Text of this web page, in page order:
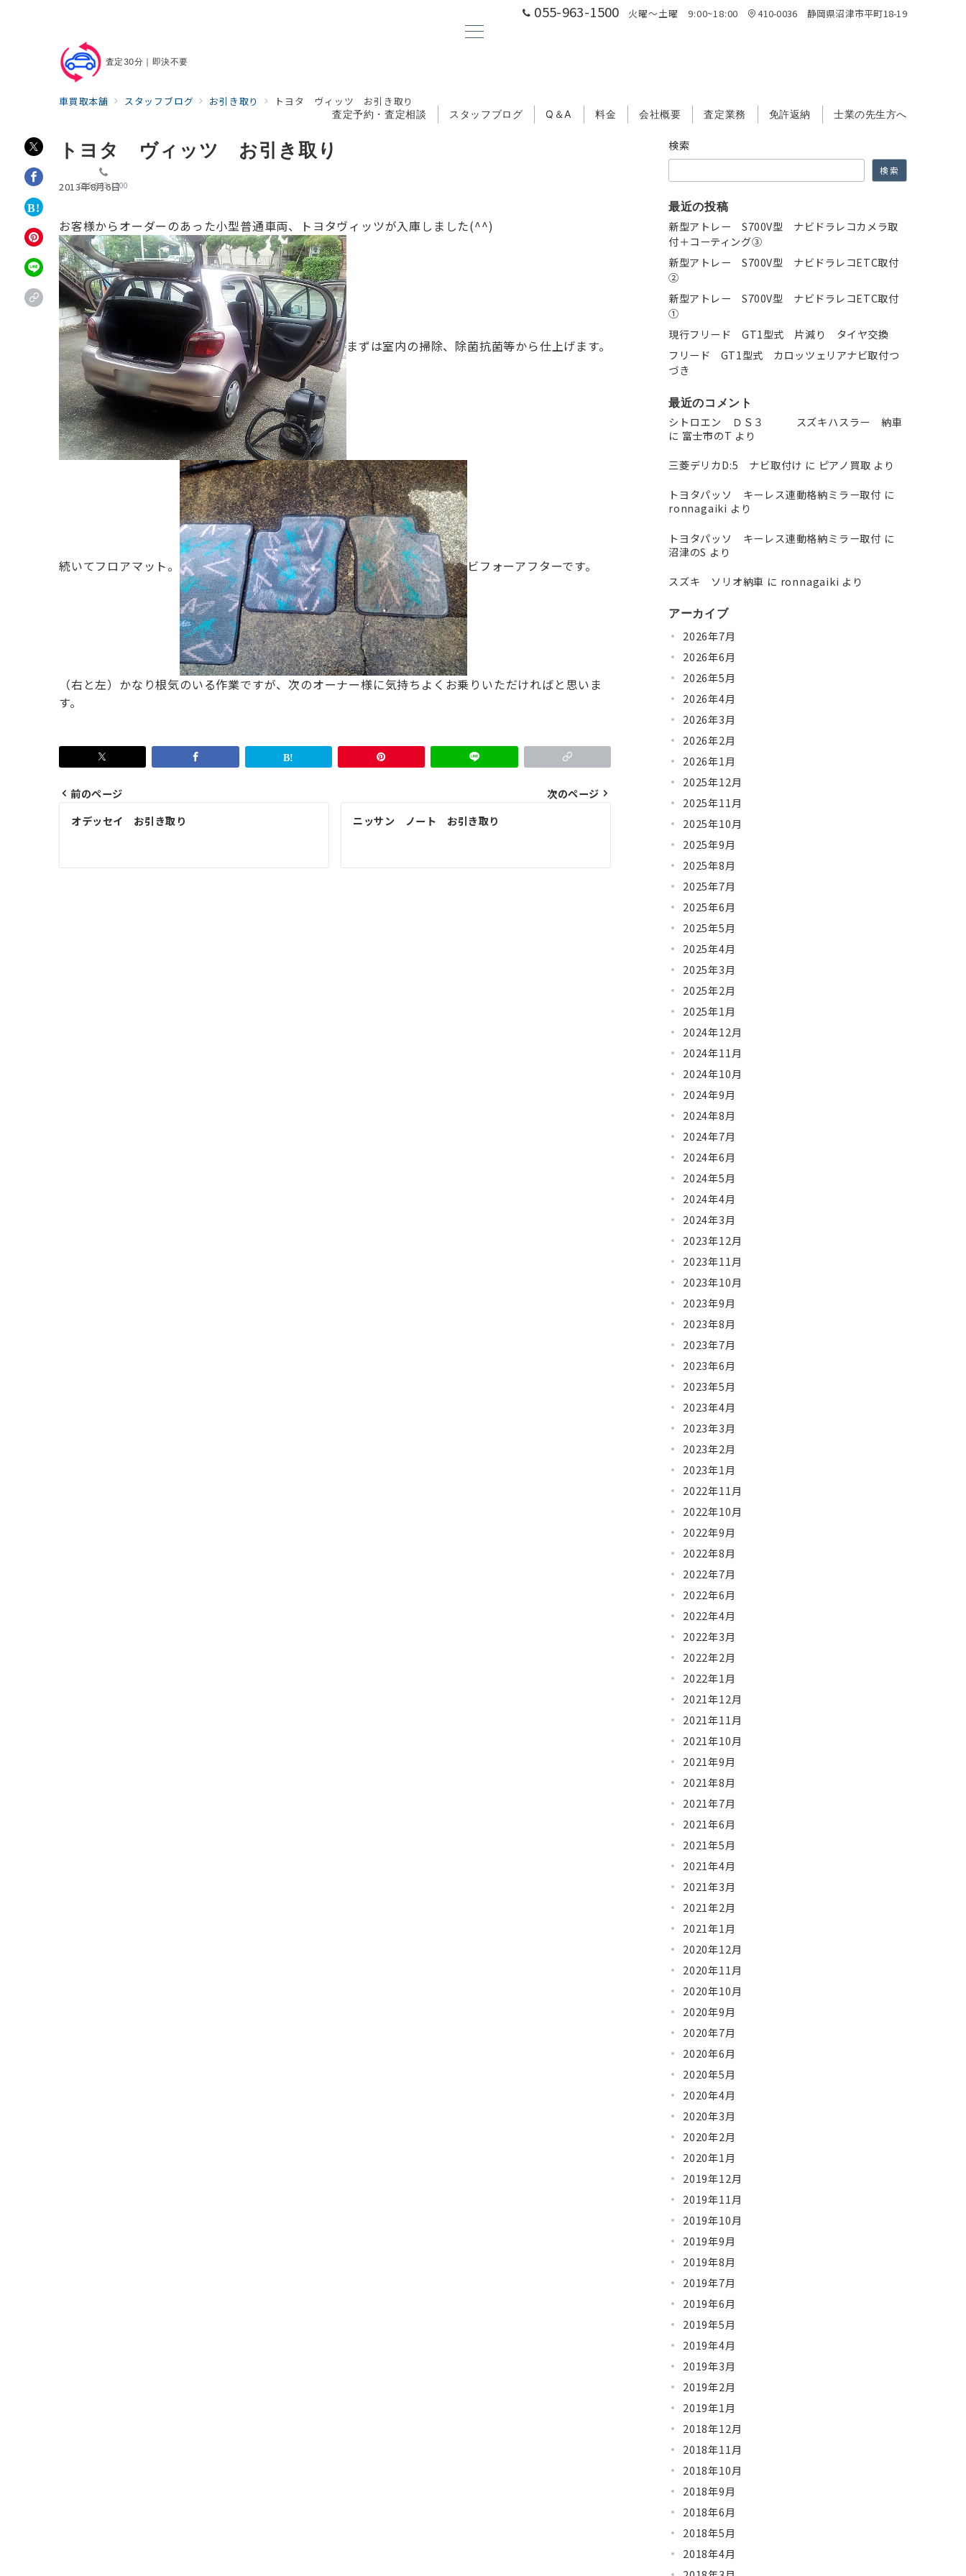
055-963-1500 火曜～土曜 9:00~18:00 410-0036 静岡県沼津市平町18-19
査定30分｜即決不要
査定予約・査定相談 スタッフブログ Q＆A 料金 会社概要 査定業務 免許返納 士業の先生方へ
055-963-1500
車買取本舗 スタッフブログ お引き取り トヨタ ヴィッツ お引き取り
トヨタ ヴィッツ お引き取り
2013年8月6日
お客様からオーダーのあった小型普通車両、トヨタヴィッツが入庫しました(^^)
まずは室内の掃除、除菌抗菌等から仕上げます。
続いてフロアマット。 ビフォーアフターです。
（右と左） かなり根気のいる作業ですが、次のオーナー様に気持ちよくお乗りいただければと思いま
す。
前のページ
オデッセイ お引き取り
次のページ
ニッサン ノート お引き取り
検索
検索
最近の投稿
新型アトレー S700V型 ナビドラレコカメラ取
付＋コーティング③
新型アトレー S700V型 ナビドラレコETC取付
②
新型アトレー S700V型 ナビドラレコETC取付
①
現行フリード GT1型式 片減り タイヤ交換
フリード GT1型式 カロッツェリアナビ取付つ
づき
最近のコメント
シトロエン ＤＳ３ スズキハスラー 納車
に 富士市のT より
三菱デリカD:5 ナビ取付け に ピアノ買取 より
トヨタパッソ キーレス連動格納ミラー取付 に
ronnagaiki より
トヨタパッソ キーレス連動格納ミラー取付 に
沼津のS より
スズキ ソリオ納車 に ronnagaiki より
アーカイブ
2026年7月
2026年6月
2026年5月
2026年4月
2026年3月
2026年2月
2026年1月
2025年12月
2025年11月
2025年10月
2025年9月
2025年8月
2025年7月
2025年6月
2025年5月
2025年4月
2025年3月
2025年2月
2025年1月
2024年12月
2024年11月
2024年10月
2024年9月
2024年8月
2024年7月
2024年6月
2024年5月
2024年4月
2024年3月
2023年12月
2023年11月
2023年10月
2023年9月
2023年8月
2023年7月
2023年6月
2023年5月
2023年4月
2023年3月
2023年2月
2023年1月
2022年11月
2022年10月
2022年9月
2022年8月
2022年7月
2022年6月
2022年4月
2022年3月
2022年2月
2022年1月
2021年12月
2021年11月
2021年10月
2021年9月
2021年8月
2021年7月
2021年6月
2021年5月
2021年4月
2021年3月
2021年2月
2021年1月
2020年12月
2020年11月
2020年10月
2020年9月
2020年7月
2020年6月
2020年5月
2020年4月
2020年3月
2020年2月
2020年1月
2019年12月
2019年11月
2019年10月
2019年9月
2019年8月
2019年7月
2019年6月
2019年5月
2019年4月
2019年3月
2019年2月
2019年1月
2018年12月
2018年11月
2018年10月
2018年9月
2018年6月
2018年5月
2018年4月
お問合せ電話番号
055-963-1500
火曜～土曜 9:00~18:00